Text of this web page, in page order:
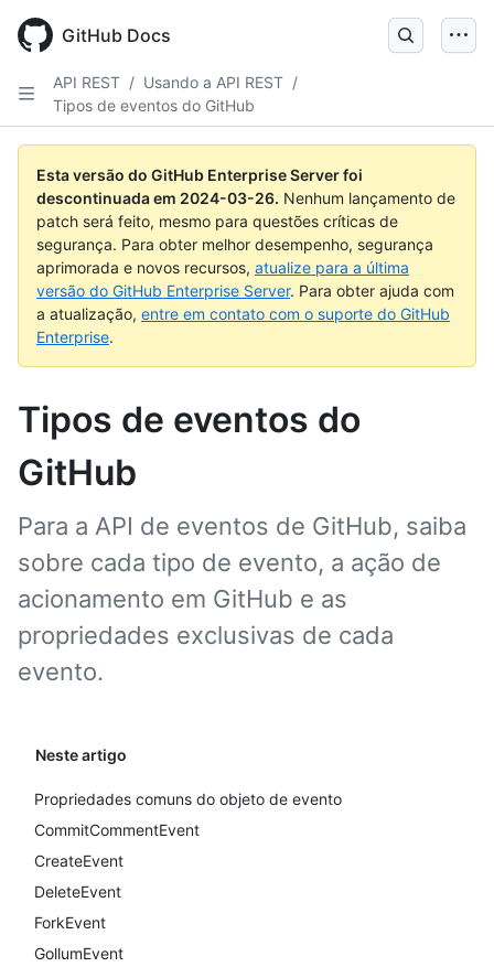
main
GitHub Docs
API REST / Usando a API REST /
Tipos de eventos do GitHub
Esta versão do GitHub Enterprise Server foi
descontinuada em 2024-03-26. Nenhum lançamento de
patch será feito, mesmo para questões críticas de
segurança. Para obter melhor desempenho, segurança
aprimorada e novos recursos, atualize para a última
versão do GitHub Enterprise Server. Para obter ajuda com
a atualização, entre em contato com o suporte do GitHub
Enterprise.
Tipos de eventos do
GitHub
Para a API de eventos de GitHub, saiba
sobre cada tipo de evento, a ação de
acionamento em GitHub e as
propriedades exclusivas de cada
evento.
Neste artigo
Propriedades comuns do objeto de evento
CommitCommentEvent
CreateEvent
DeleteEvent
ForkEvent
GollumEvent